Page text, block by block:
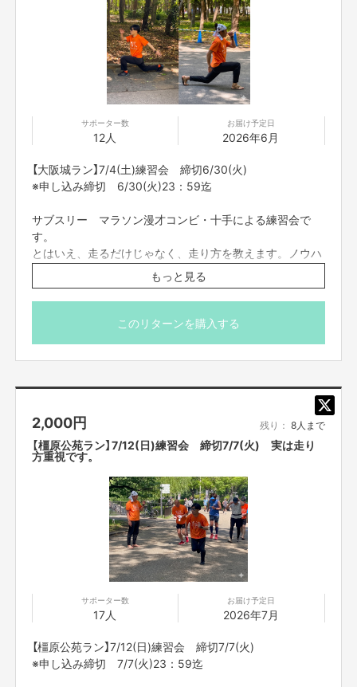
お問い合わせは下記のURLのメッセージからご連絡ください。
https://cf.fany.lol/users/message/view/143496
7日以内に上記問い合わせ先へご連絡ください。それ以上経過しますと返品
をお受け出来ない場合がございます。※サポーターのご都合によるキャンセ
【返品送料】
【ご支援にあたってのご注意事項】
■応募のご注意
・雨天中止の場合がございます。開催当日12:00に判断
し、ご支援者の皆さまに個別にてご連絡をさせて頂きま
・中止の場合、開催日を変更してお知らせ致します。変更
した開催日に参加できない方は、ランナーのサイン色紙を
送付させて頂きます。
・タイトルに日付が入っているものは、その日その時間で
意してご支援ください。
・一度ご支援いただいたものは、キャンセルができませ
・迷惑メールの対策などでドメイン指定を行っている場
合、メールが受信できない場合がございます。
「@yoshimoto.co.jp」を受信設定してください。
・体温37.5℃以上のお客様は、ご入場をお断りいたしま
す。
サポーター数
12人
お届け予定日
2026年6月
【大阪城ラン】7/4(土)練習会 締切6/30(火)
※申し込み締切 6/30(火)23：59迄
サブスリー マラソン漫才コンビ・十手による練習会で
す。
とはいえ、走るだけじゃなく、走り方を教えます。ノウハ
ウあります。
数々の練習会に参加してきた十手。十田は本イキ陸上経
験、エナジーはサンダルでの野獣スタイル。タイプの違う
〒540-0002 大阪府大阪市中央区大阪城３−１
走る場所：大阪城公園内
https://www.osakacastlepark.jp/?lang=ja
上級者問いません。
集合・開始時間 9:00
終了時間 10:30
※多少の時間変更の場合もございます。
【ご支援にあたってのご注意事項】
■応募のご注意
し、ご支援者の皆さまに個別にてご連絡をさせて頂きま
す。
もっと見る
このリターンを購入する
2,000円 残り： 8人まで
【橿原公苑ラン】7/12(日)練習会 締切7/7(火) 実は走り
方重視です。
サポーター数
17人
お届け予定日
2026年7月
【橿原公苑ラン】7/12(日)練習会 締切7/7(火)
※申し込み締切 7/7(火)23：59迄